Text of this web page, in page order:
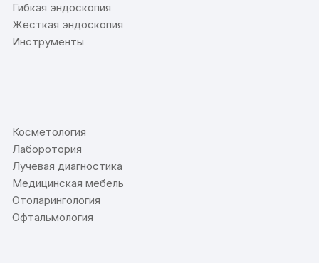
Гибкая эндоскопия
Жесткая эндоскопия
Инструменты
Косметология
Лаборотория
Лучевая диагностика
Медицинская мебель
Отоларингология
Офтальмология